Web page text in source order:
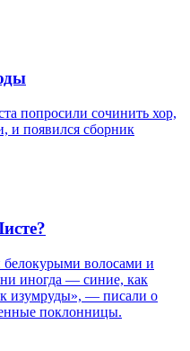
попросили сочинить хор,
и появился сборник
волосами и
иногда — синие, как
изумруды», — писали о
поклонницы.